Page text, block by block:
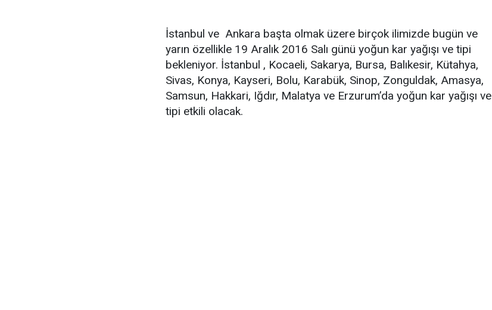
İstanbul ve Ankara başta olmak üzere birçok ilimizde bugün ve
yarın özellikle 19 Aralık 2016 Salı günü yoğun kar yağışı ve tipi
bekleniyor. İstanbul , Kocaeli, Sakarya, Bursa, Balıkesir, Kütahya,
Sivas, Konya, Kayseri, Bolu, Karabük, Sinop, Zonguldak, Amasya,
Samsun, Hakkari, Iğdır, Malatya ve Erzurum’da yoğun kar yağışı ve
tipi etkili olacak.